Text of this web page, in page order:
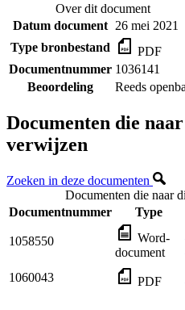
Over dit document
Datum document 26 mei 2021
Type bronbestand
PDF
Documentnummer 1036141
Beoordeling
Reeds
Documenten die
verwijzen
Zoeken in deze documenten
Documenten die naar
Documentnummer
Type
1058550
Word-
document
1060043 PDF